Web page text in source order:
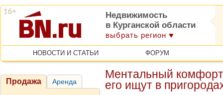
Недвижимость
в Курганской области
выбрать регион
НОВОСТИ И СТАТЬИ ФОРУМ
Продажа Аренда
Ментальный
его ищут в